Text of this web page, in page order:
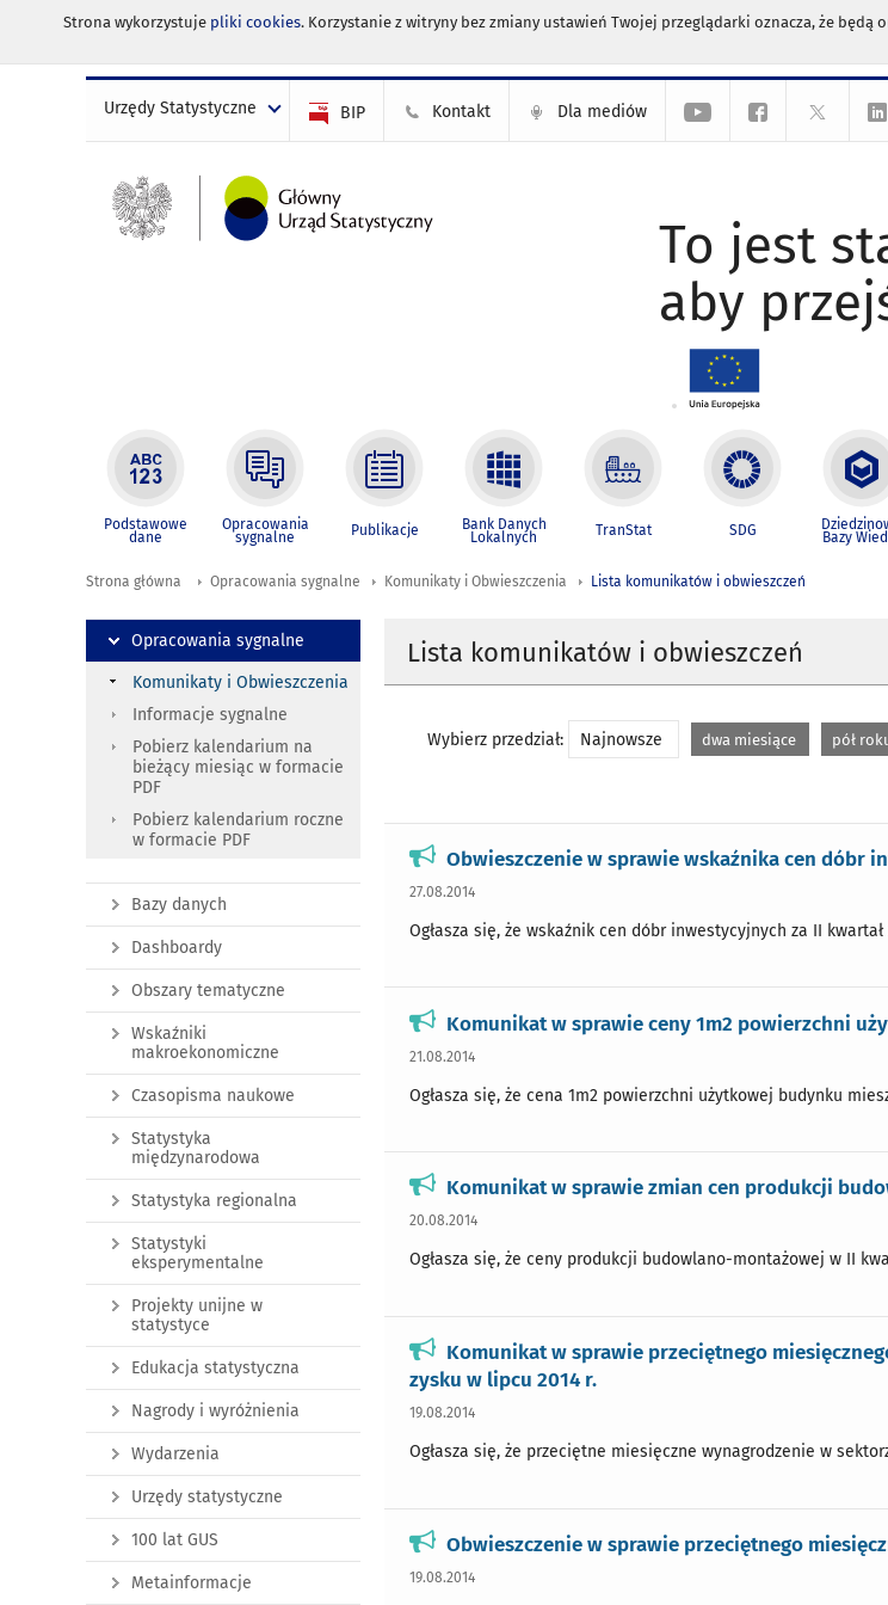
Strona wykorzystuje pliki cookies. Korzystanie z witryny bez zmiany ustawień Twojej przeglądarki oznacza, że będą
Urzędy Statystyczne BIP Kontakt Dla mediów
To jest
aby
Podstawowe
dane
Opracowania
sygnalne Publikacje Bank Danych
Lokalnych TranStat SDG Bazy
Strona główna Opracowania sygnalne Komunikaty i Obwieszczenia Lista komunikatów i obwieszczeń
Lista komunikatów i obwieszczeń
Wybierz przedział: Najnowsze dwa miesiące pół
Obwieszczenie w sprawie wskaźnika cen dóbr
27.08.2014
Ogłasza się, że wskaźnik cen dóbr inwestycyjnych za II
Komunikat w sprawie ceny 1m2 powierzchni
21.08.2014
Ogłasza się, że cena 1m2 powierzchni użytkowej budynku
Komunikat w sprawie zmian cen produkcji
20.08.2014
Ogłasza się, że ceny produkcji budowlano-montażowej w II
Komunikat w sprawie przeciętnego
zysku w lipcu 2014 r.
19.08.2014
Ogłasza się, że przeciętne miesięczne wynagrodzenie w
Obwieszczenie w sprawie przeciętnego
19.08.2014
Opracowania sygnalne
Komunikaty i Obwieszczenia
Informacje sygnalne
Pobierz kalendarium na
bieżący miesiąc w formacie
PDF
Pobierz kalendarium roczne
w formacie PDF
Bazy danych
Dashboardy
Obszary tematyczne
Wskaźniki
makroekonomiczne
Czasopisma naukowe
Statystyka
międzynarodowa
Statystyka regionalna
Statystyki
eksperymentalne
Projekty unijne w
statystyce
Edukacja statystyczna
Nagrody i wyróżnienia
Wydarzenia
Urzędy statystyczne
100 lat GUS
Metainformacje